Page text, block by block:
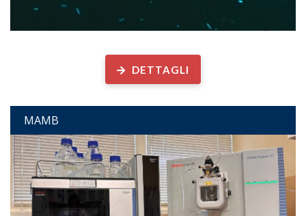
DETTAGLI
MAMB